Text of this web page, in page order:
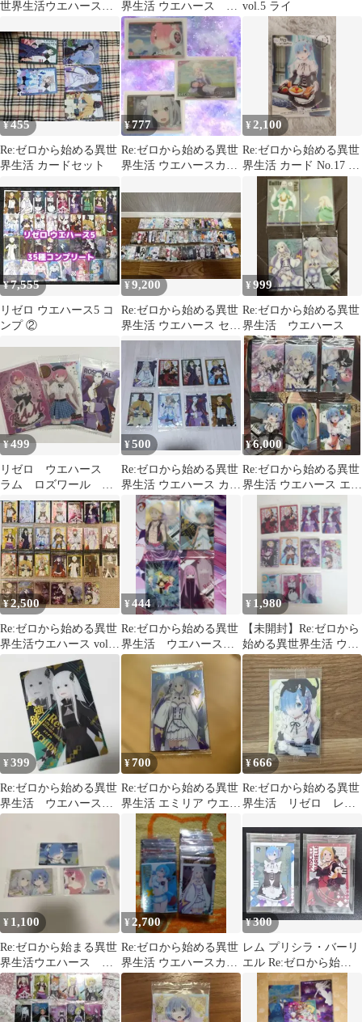
世界生活ウエハース
界生活 ウエハース カ
ード ３枚セット
vol.5 ライ
¥455
Re:ゼロから始める異世
界生活 カードセット
¥777
Re:ゼロから始める異世
界生活 ウエハースカー
¥2,100
Re:ゼロから始める異世
界生活 カード No.17 レ
¥7,555
リゼロ ウエハース5 コ
ンプ ②
¥9,200
Re:ゼロから始める異世
界生活 ウエハース セミ
コンプ まとめ 77枚
¥999
Re:ゼロから始める異世
界生活 ウエハース
¥499
リゼロ ウエハース
ラム ロズワール セ
ット
¥500
Re:ゼロから始める異世
界生活 ウエハース カー
ド 8枚セット
¥6,000
Re:ゼロから始める異世
界生活 ウエハース エミ
¥2,500
Re:ゼロから始める異世
界生活ウエハース vol.5
¥444
Re:ゼロから始める異世
界生活 ウエハース
ビジュアルカード 4枚
セット
¥ 1,980
【未開封】Re:ゼロから
始める異世界生活 ウエ
ハースカード 11枚セッ
ト
¥399
Re:ゼロから始める異世
界生活 ウエハースカ
ード エキドナ
¥700
Re:ゼロから始める異世
界生活 エミリア ウエハ
ース
¥666
Re:ゼロから始める異世
界生活 リゼロ レ
¥ 1,100
Re:ゼロから始まる異世
界生活ウエハース レ
ムまとめ売り
¥2,700
Re:ゼロから始める異世
界生活 ウエハースカー
ドセット 27枚まとめ
¥300
レム プリシラ・バーリ
エル Re:ゼロから始め
る異世界生活 ウエハー